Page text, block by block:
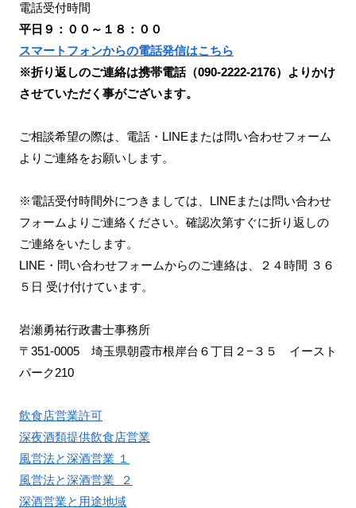
電話受付時間
平日９：００～１８：００
スマートフォンからの電話発信はこちら
※折り返しのご連絡は携帯電話（090-2222-2176）よりかけ
させていただく事がございます。
ご相談希望の際は、電話・LINEまたは問い合わせフォーム
よりご連絡をお願いします。
※電話受付時間外につきましては、LINEまたは問い合わせ
フォームよりご連絡ください。確認次第すぐに折り返しの
ご連絡をいたします。
LINE・問い合わせフォームからのご連絡は、２４時間 ３６
５日 受け付けています。
岩瀬勇祐行政書士事務所
〒351-0005 埼玉県朝霞市根岸台６丁目２−３５ イースト
パーク210
飲食店営業許可
深夜酒類提供飲食店営業
風営法と深酒営業 １
風営法と深酒営業 ２
深酒営業と用途地域